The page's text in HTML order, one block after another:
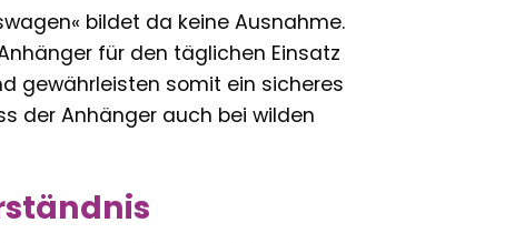
bildet da keine Ausnahme.
für den täglichen Einsatz
gewährleisten somit ein sicheres
der Anhänger auch bei wilden